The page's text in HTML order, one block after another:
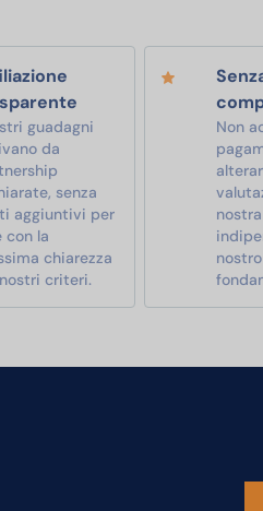
guadagni
da
senza
aggiuntivi per
con la
chiarezza
criteri.
Non
nostra